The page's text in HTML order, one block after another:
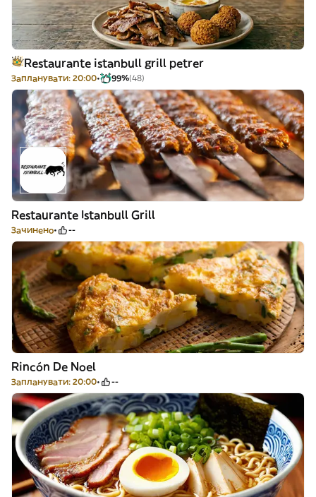
Restaurante istanbull grill petrer
Запланувати: 20:00 99%(48)
Restaurante Istanbull Grill
Зачинено --
Rincón De Noel
Запланувати: 20:00 --